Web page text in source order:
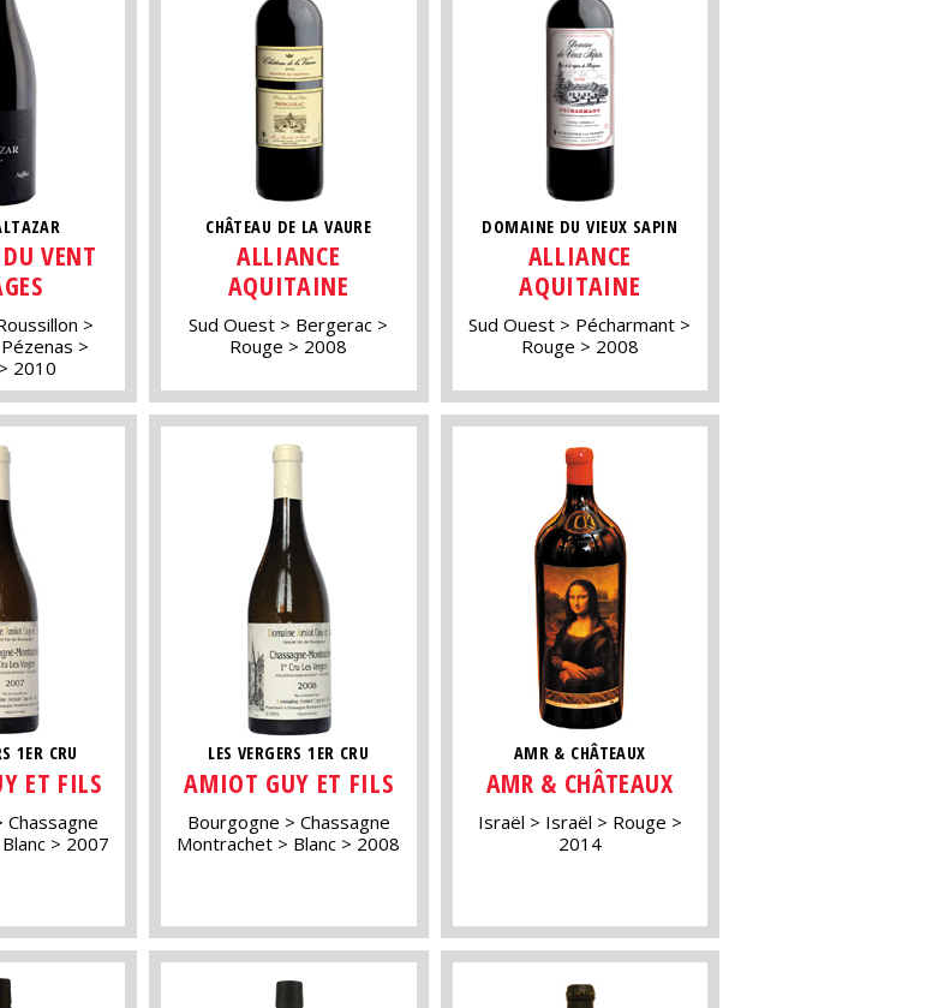
VENT
2010
CHÂTEAU DE LA VAURE
ALLIANCE
AQUITAINE
Sud Ouest
Bergerac
Rouge
2008
DOMAINE DU VIEUX SAPIN
ALLIANCE
AQUITAINE
Sud Ouest
Pécharmant
Rouge
2008
1ER CRU
ET FILS
Chassagne
Blanc 2007
LES VERGERS 1ER CRU
AMIOT GUY ET FILS
Bourgogne
Chassagne
Montrachet
Blanc 2008
AMR & CHÂTEAUX
AMR & CHÂTEAUX
Israël Israël
Rouge
2014